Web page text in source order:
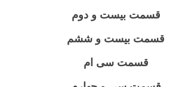
قسمت بیست و دوم
قسمت بیست و ششم
قسمت سی ام